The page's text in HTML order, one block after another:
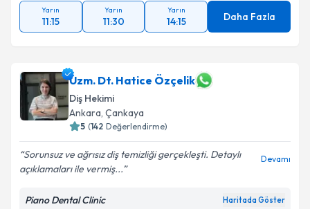
Yarın
11:15
Yarın
11:30
Yarın
14:15 Daha Fazla
Uzm. Dt. Hatice Özçelik
Diş Hekimi
Ankara, Çankaya
5 (142 Değerlendirme)
Sorunsuz ve ağrısız diş temizliği gerçekleşti. Detaylı
açıklamaları ile vermiş...
Devamı
Piano Dental Clinic Haritada Göster